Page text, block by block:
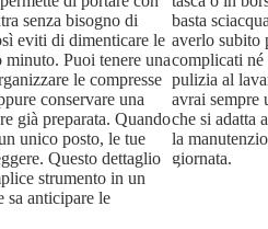
senza bisogno di
eviti di dimenticare le
minuto. Puoi tenere una
le compresse
conservare una
già preparata. Quando
unico posto, le tue
Questo dettaglio
strumento in un
sa anticipare le
basta
averlo subito
complicati né
pulizia al
avrai sempre
che si adatta
la
giornata.